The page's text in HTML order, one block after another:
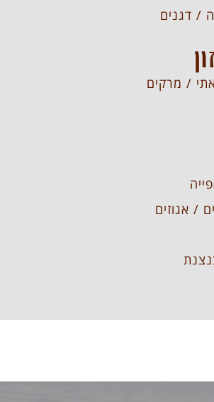
/ דגנים
/ מרקים
/ אגוזים